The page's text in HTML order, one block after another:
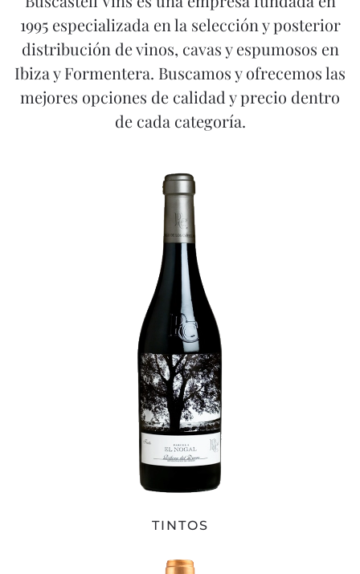
1995 especializada en la selección y posterior
distribución de vinos, cavas y espumosos en
Ibiza y Formentera. Buscamos y ofrecemos las
mejores opciones de calidad y precio dentro
de cada categoría.
TINTOS